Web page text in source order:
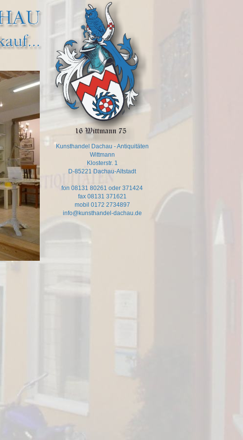
Kunsthandel Dachau - Antiquitäten
Wittmann
Klosterstr. 1
D-85221 Dachau-Altstadt
fon 08131 80261 oder 371424
fax 08131 371621
mobil 0172 2734897
info@kunsthandel-dachau.de